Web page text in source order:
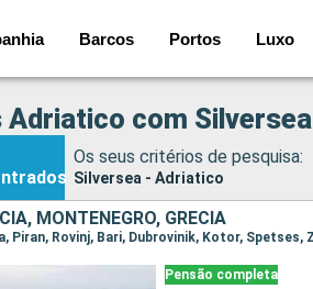
Barcos Portos Luxo
Adriatico com Silversea
Os seus critérios de pesquisa:
Silversea - Adriatico
MONTENEGRO, GRÉCIA
Pensão completa